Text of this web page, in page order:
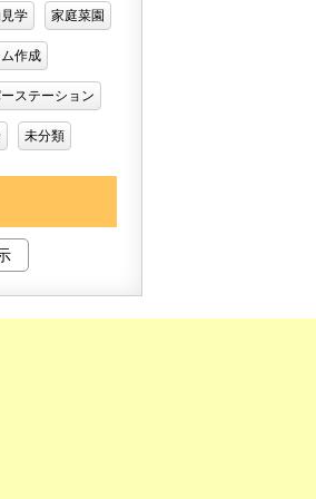
学 家庭菜園
作成
ステーション
未分類